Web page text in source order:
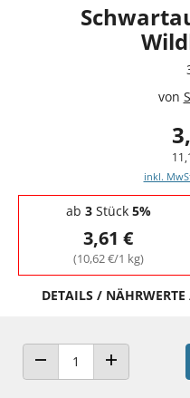
von
inkl.
Staffelpreise - Mengenrabatt
ab 3Stück 5%
3,61 €
(10,62 €/1 kg)
DETAILS /
ANZAHL VERRINGERN
ANZAHL